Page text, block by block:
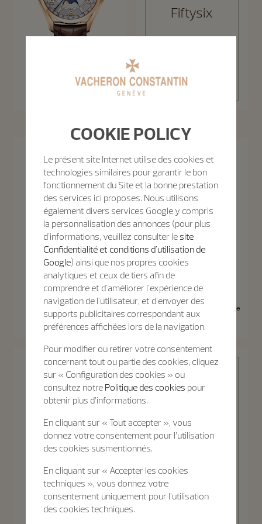
Fiftysix
Fiftysix Calendrier Complet
Fiftysix
Découvrir la
Collection
Patrimony
La collection Patrimony sublime l’élégance sobre du style des années
1950, célébrant la pureté des lignes au travers de fins boîtiers et
d’indications au minimalisme plein de créativité.
Découvrir la Collection
Patrimony
Patrimony Automatique
40 mm - Or blanc
Patrimony Phase De Lune Date
Rétrograde
42.5 mm - Or blanc
Patrimony
Patrimony
COOKIE POLICY
Le présent site Internet utilise des cookies et
technologies similaires pour garantir le bon
fonctionnement du Site et la bonne prestation
des services ici proposes. Nous utilisons
également divers services Google y compris
la personnalisation des annonces (pour plus
d'informations, veuillez consulter le site
Confidentialité et conditions d'utilisation de
Google) ainsi que nos propres cookies
analytiques et ceux de tiers afin de
comprendre et d'améliorer l'expérience de
navigation de l'utilisateur, et d'envoyer des
supports publicitaires correspondant aux
préférences affichées lors de la navigation.
Pour modifier ou retirer votre consentement
concernant tout ou partie des cookies, cliquez
sur « Configuration des cookies » ou
consultez notre Politique des cookies pour
obtenir plus d’informations.
En cliquant sur « Tout accepter », vous
donnez votre consentement pour l’utilisation
des cookies susmentionnés.
En cliquant sur « Accepter les cookies
techniques », vous donnez votre
consentement uniquement pour l’utilisation
des cookies techniques.